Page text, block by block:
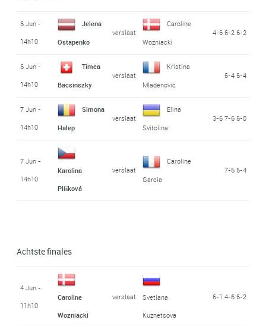
6 Jun -
14h10
Jelena
Ostapenko
verslaat
Caroline
Wozniacki
4-6 6-2 6-2
6 Jun -
14h10
Timea
Bacsinszky
verslaat
Kristina
Mladenovic
6-4 6-4
7 Jun -
14h10
Simona
Halep
verslaat
Elina
Svitolina
3-6 7-6 6-0
7 Jun -
14h10
Karolina
Plíšková
verslaat
Caroline
Garcia
7-6 6-4
Achtste finales
4 Jun -
11h10
Caroline
Wozniacki
verslaat
Svetlana
Kuznetsova
6-1 4-6 6-2